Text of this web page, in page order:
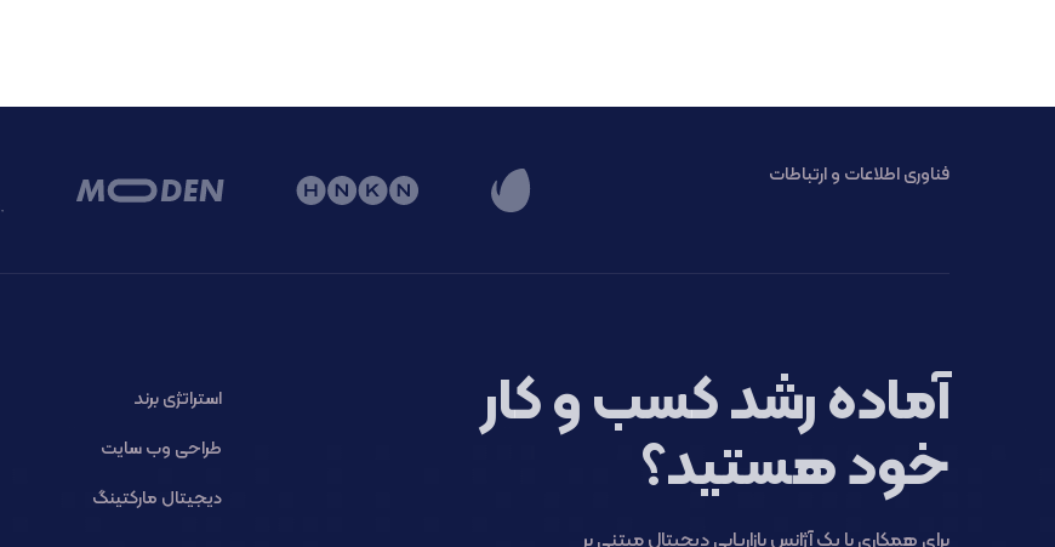
فناوری اطلاعات و ارتباطات
آماده رشد کسب و کار
خود هستید؟
برای همکاری با یک آژانس بازاریابی دیجیتال مبتنی بر
استراتژی برند
طراحی وب سایت
دیجیتال مارکتینگ